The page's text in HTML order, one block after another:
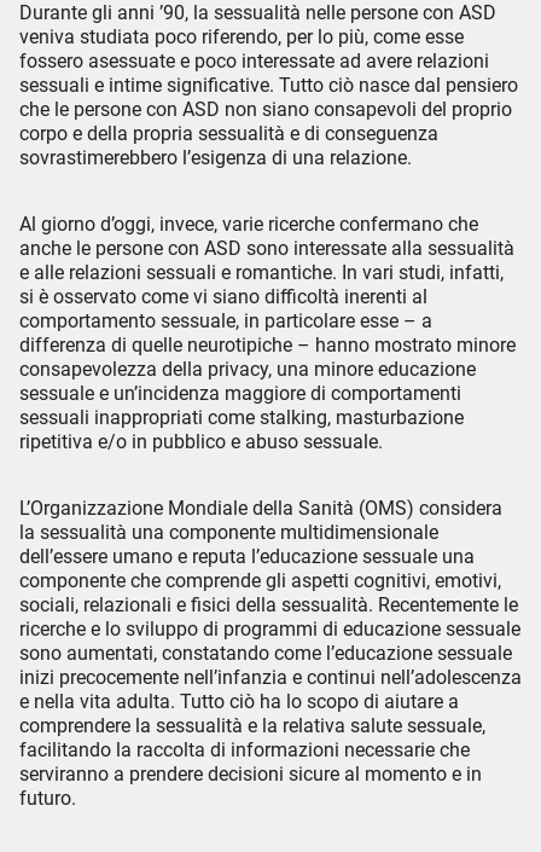
Durante gli anni ’90, la sessualità nelle persone con ASD
veniva studiata poco riferendo, per lo più, come esse
fossero asessuate e poco interessate ad avere relazioni
sessuali e intime significative. Tutto ciò nasce dal pensiero
che le persone con ASD non siano consapevoli del proprio
corpo e della propria sessualità e di conseguenza
sovrastimerebbero l’esigenza di una relazione.
Al giorno d’oggi, invece, varie ricerche confermano che
anche le persone con ASD sono interessate alla sessualità
e alle relazioni sessuali e romantiche. In vari studi, infatti,
si è osservato come vi siano difficoltà inerenti al
comportamento sessuale, in particolare esse – a
differenza di quelle neurotipiche – hanno mostrato minore
consapevolezza della privacy, una minore educazione
sessuale e un’incidenza maggiore di comportamenti
sessuali inappropriati come stalking, masturbazione
ripetitiva e/o in pubblico e abuso sessuale.
L’Organizzazione Mondiale della Sanità (OMS) considera
la sessualità una componente multidimensionale
dell’essere umano e reputa l’educazione sessuale una
componente che comprende gli aspetti cognitivi, emotivi,
sociali, relazionali e fisici della sessualità. Recentemente le
ricerche e lo sviluppo di programmi di educazione sessuale
sono aumentati, constatando come l’educazione sessuale
inizi precocemente nell’infanzia e continui nell’adolescenza
e nella vita adulta. Tutto ciò ha lo scopo di aiutare a
comprendere la sessualità e la relativa salute sessuale,
facilitando la raccolta di informazioni necessarie che
serviranno a prendere decisioni sicure al momento e in
futuro.